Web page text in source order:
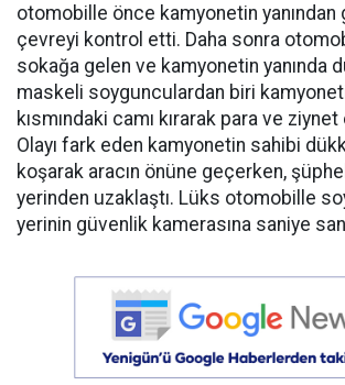
otomobille önce kamyonetin yanından
çevreyi kontrol etti. Daha sonra
sokağa gelen ve kamyonetin yanında
maskeli soygunculardan biri
kısmındaki camı kırarak para ve ziynet
Olayı fark eden kamyonetin sahibi
koşarak aracın önüne geçerken,
yerinden uzaklaştı. Lüks otomobille
yerinin güvenlik kamerasına saniye